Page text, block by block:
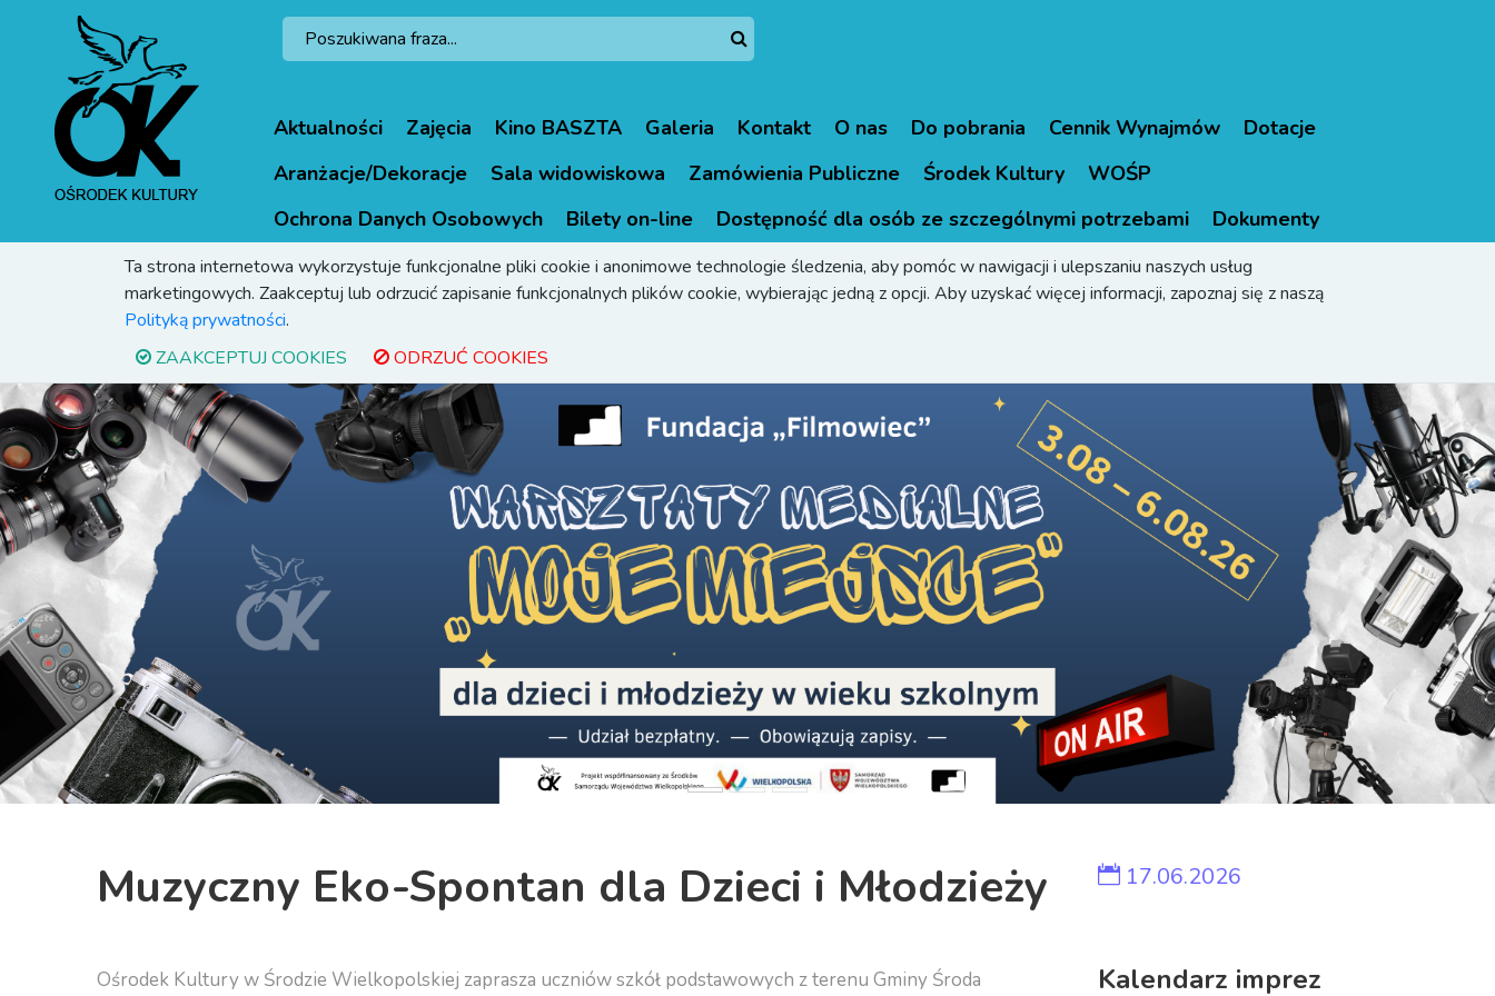
Aktualności Zajęcia Kino BASZTA Galeria Kontakt O nas Do pobrania Cennik Wynajmów
Dotacje
Aranżacje/Dekoracje
Sala widowiskowa Zamówienia Publiczne Środek Kultury
WOŚP
Ochrona Danych Osobowych
Bilety on-line Dostępność dla osób ze szczególnymi potrzebami Dokumenty
Ta strona internetowa wykorzystuje funkcjonalne pliki cookie i anonimowe technologie śledzenia, aby pomóc w nawigacji i ulepszaniu naszych usług
marketingowych. Zaakceptuj lub odrzucić zapisanie funkcjonalnych plików cookie, wybierając jedną z opcji. Aby uzyskać więcej informacji, zapoznaj się z naszą
Polityką prywatności.
ZAAKCEPTUJ COOKIES
ODRZUĆ COOKIES
Previous Next
Muzyczny Eko-Spontan dla Dzieci i Młodzieży 17.06.2026
Ośrodek Kultury w Środzie Wielkopolskiej zaprasza uczniów szkół podstawowych z terenu Gminy Środa Kalendarz imprez